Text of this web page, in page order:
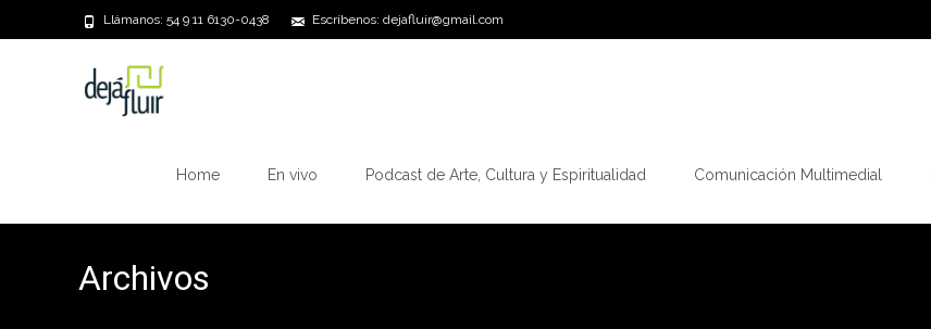
Llámanos: 54 9 11 6130-0438 Escríbenos: dejafluir@gmail.com
Home En vivo Podcast de Arte, Cultura y Espiritualidad Comunicación Multimedial
Archivos